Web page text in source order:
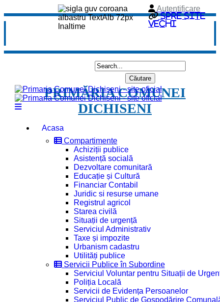
Spre site
vechi
Autentificare
PRIMĂRIA COMUNEI
DICHISENI
Acasa
Compartimente
Achiziții publice
Asistență socială
Dezvoltare comunitară
Educație și Cultură
Financiar Contabil
Juridic si resurse umane
Registrul agricol
Starea civilă
Situații de urgență
Serviciul Administrativ
Taxe și impozite
Urbanism cadastru
Utilități publice
Servicii Publice în Subordine
Serviciul Voluntar pentru Situații de
Poliția Locală
Servicii de Evidența Persoanelor
Serviciul Public de Gospodărire